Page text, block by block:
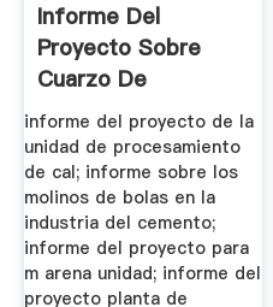
Informe Del
Proyecto Sobre
Cuarzo De
Trituración En La ...
informe del proyecto de la
unidad de procesamiento
de cal; informe sobre los
molinos de bolas en la
industria del cemento;
informe del proyecto para
m arena unidad; informe del
proyecto planta de